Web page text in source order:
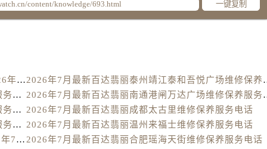
场W3座6层602室售后服务中心（需提前预约）
王府井百货名表维修售后服务中心（需提前预约）
服务中心（需提前预约）
洛街售后服务中心（需提前预约）
街售后服务中心（需提前预约）
售后服务中心（需提前预约）
一键复制
厦门百达翡丽回收价格查询和靠谱平台实测排行（2026年7月最新）
2026年7月最新
2026年7月最新百达翡丽南昌新城吾悦广场维修保养服务电话
2026年7月最新
2026年7月最新百达翡丽台州经开万达广场维修保养服务电话
2026年7月最新百达翡丽成都太古里维修保养服务电话
2026年7月最新百达翡丽泉州德化万达广场维修保养服务电话
2026年7月最新百达翡丽温州来福士维修保养服务电话
杭州百达翡丽回收价格查询及靠谱平台实测排行(2026年7月最新数据) 2026年7月最新百达翡丽合肥瑶海天街维修保养服务电话